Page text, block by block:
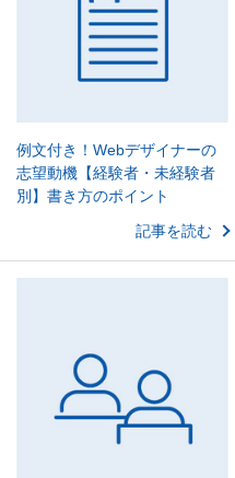
例文付き！Webデザイナーの
志望動機【経験者・未経験者
別】書き方のポイント
記事を読む